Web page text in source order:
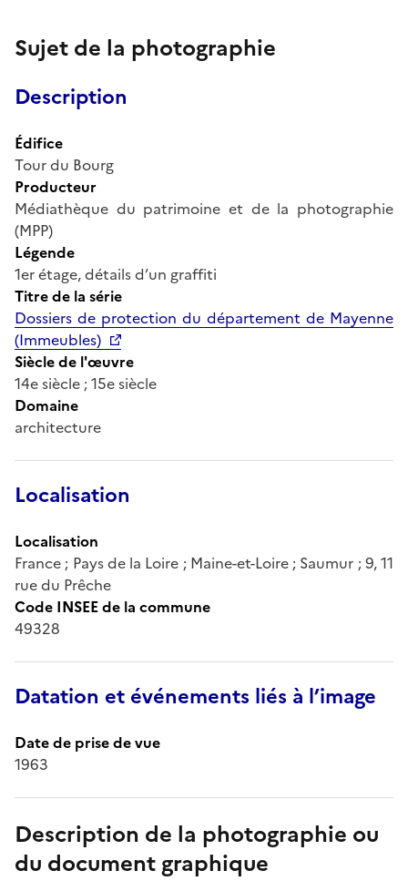
Sujet de la photographie
Description
Édifice
Tour du Bourg
Producteur
Médiathèque du patrimoine et de la photographie
(MPP)
Légende
1er étage, détails d’un graffiti
Titre de la série
Dossiers de protection du département de Mayenne
(Immeubles)
Siècle de l'œuvre
14e siècle ; 15e siècle
Domaine
architecture
Localisation
Localisation
France ; Pays de la Loire ; Maine-et-Loire ; Saumur ; 9, 11
rue du Prêche
Code INSEE de la commune
49328
Datation et événements liés à l’image
Date de prise de vue
1963
Description de la photographie ou
du document graphique